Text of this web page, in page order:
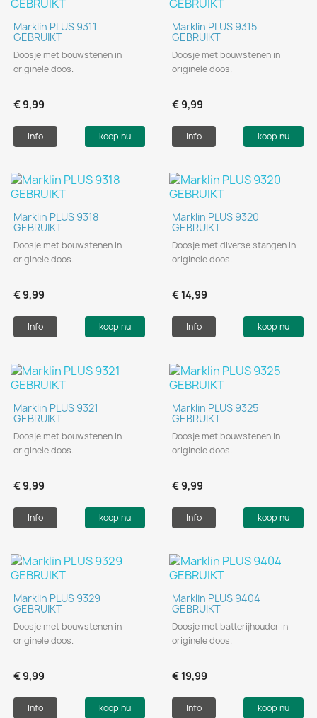
Marklin PLUS 9311
GEBRUIKT
Doosje met bouwstenen in
originele doos.
€ 9,99
Info koop nu
Marklin PLUS 9315
GEBRUIKT
Doosje met bouwstenen in
originele doos.
€ 9,99
Info koop nu
Marklin PLUS 9318
GEBRUIKT
Doosje met bouwstenen in
originele doos.
€ 9,99
Info koop nu
Marklin PLUS 9320
GEBRUIKT
Doosje met diverse stangen in
originele doos.
€ 14,99
Info koop nu
Marklin PLUS 9321
GEBRUIKT
Doosje met bouwstenen in
originele doos.
€ 9,99
Info koop nu
Marklin PLUS 9325
GEBRUIKT
Doosje met bouwstenen in
originele doos.
€ 9,99
Info koop nu
Marklin PLUS 9329
GEBRUIKT
Doosje met bouwstenen in
originele doos.
€ 9,99
Info koop nu
Marklin PLUS 9404
GEBRUIKT
Doosje met batterijhouder in
originele doos.
€ 19,99
Info koop nu